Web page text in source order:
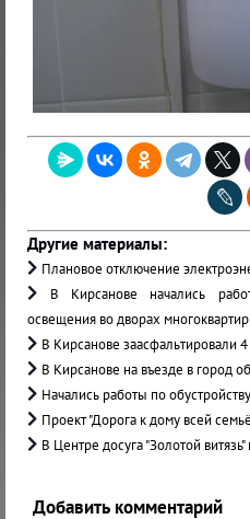
Другие материалы:
Плановое отключение
В Кирсанове начались
освещения во дворах
В Кирсанове заасфальтировали
В Кирсанове на въезде в город
Начались работы по
Проект "Дорога к дому всей
В Центре досуга "Золотой
Добавить комментарий